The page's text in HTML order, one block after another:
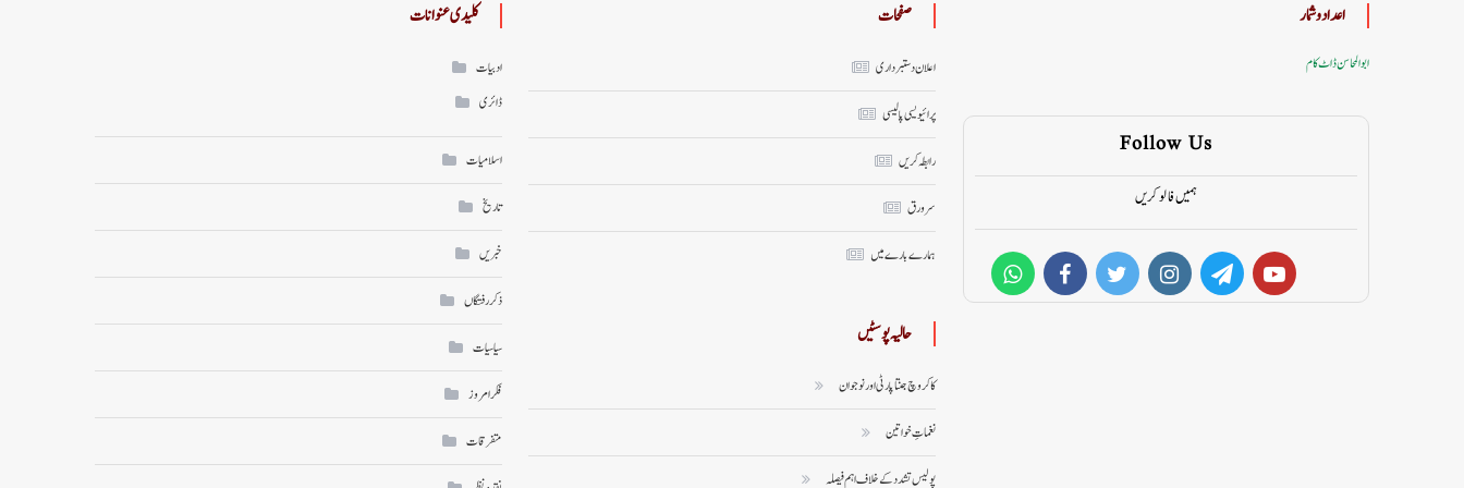
کلیدی عنوانات
ادبیات
ڈائری
اسلامیات
تاریخ
خبریں
ذکر رفتگاں
سیاسیات
فکر امروز
متفرقات
صفحات
اعلان دستبرداری
پرائیویسی پالیسی
رابطہ کریں
سر ورق
ہمارے بارے میں
حالیہ پوسٹیں
کاکروچ جنتا پارٹی اور نوجوان
نغماتِ خواتین
پولیس تشدد کے خلاف اہم فیصلہ
اعداد وشمار
ابوالمحاسن ڈاٹ کام
Follow Us
ہمیں فالو کریں